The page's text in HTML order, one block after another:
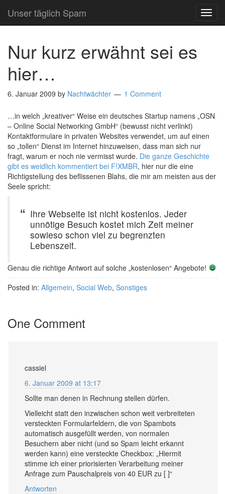
Unser täglich Spam
Nur kurz erwähnt sei es
hier…
6. Januar 2009 by Nachtwächter 1 Comment
…in welch „kreativer“ Weise ein deutsches Startup namens „OSN
– Online Social Networking GmbH“ (bewusst nicht verlinkt)
Kontaktformulare in privaten Websites verwendet, um auf einen
so „tollen“ Dienst im Internet hinzuweisen, dass man sich nur
fragt, warum er noch nie vermisst wurde. Die ganze Geschichte
gibt es weidlich kommentiert bei F!XMBR, hier nur die eine
Richtigstellung des beflissenen Blahs, die mir am meisten aus der
Seele spricht:
Ihre Webseite ist nicht kostenlos. Jeder
unnötige Besuch kostet mich Zeit meiner
sowieso schon viel zu begrenzten
Lebenszeit.
Genau die richtige Antwort auf solche „kostenlosen“ Angebote!
Posted in: Allgemein, Social Web, Sonstiges
One Comment
cassiel
6. Januar 2009 at 13:17
Sollte man denen in Rechnung stellen dürfen.
Vielleicht statt den inzwischen schon weit verbreiteten
versteckten Formularfeldern, die von Spambots
automatisch ausgefüllt werden, von normalen
Besuchern aber nicht (und so Spam leicht erkannt
werden kann) eine versteckte Checkbox: „Hiermit
stimme ich einer priorisierten Verarbeitung meiner
Anfrage zum Pauschalpreis von 40 EUR zu [ ]“
Antworten